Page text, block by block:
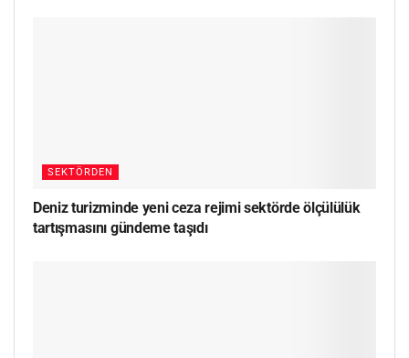
SEKTÖRDEN
Deniz turizminde yeni ceza rejimi sektörde ölçülülük
tartışmasını gündeme taşıdı